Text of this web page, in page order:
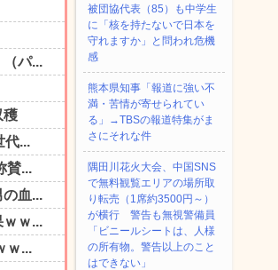
被団協代表（85）も中学生
に「核を持たないで日本を
守れますか」と問われ危機
感
熊本県知事「報道に強い不
満・苦情が寄せられてい
る」→TBSの報道特集がま
さにそれな件
隅田川花火大会、中国SNS
で無料観覧エリアの場所取
り転売（1席約3500円～）
が横行 警告も無視警備員
「ビニールシートは、人様
の所有物。警告以上のこと
はできない」